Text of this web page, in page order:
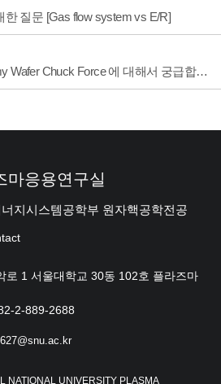
질문 [Gas flow system vs E/R]
ESC 사용 공정에서 Dummy Wafer Chuck Force 에 대해서 궁급합니다
마응용연구실
지시스템공학부 원자핵공학전공
로 1 서울대학교 30동 102호 플라즈마
2-889-2688
NATIONAL UNIVERSITY PLASMA